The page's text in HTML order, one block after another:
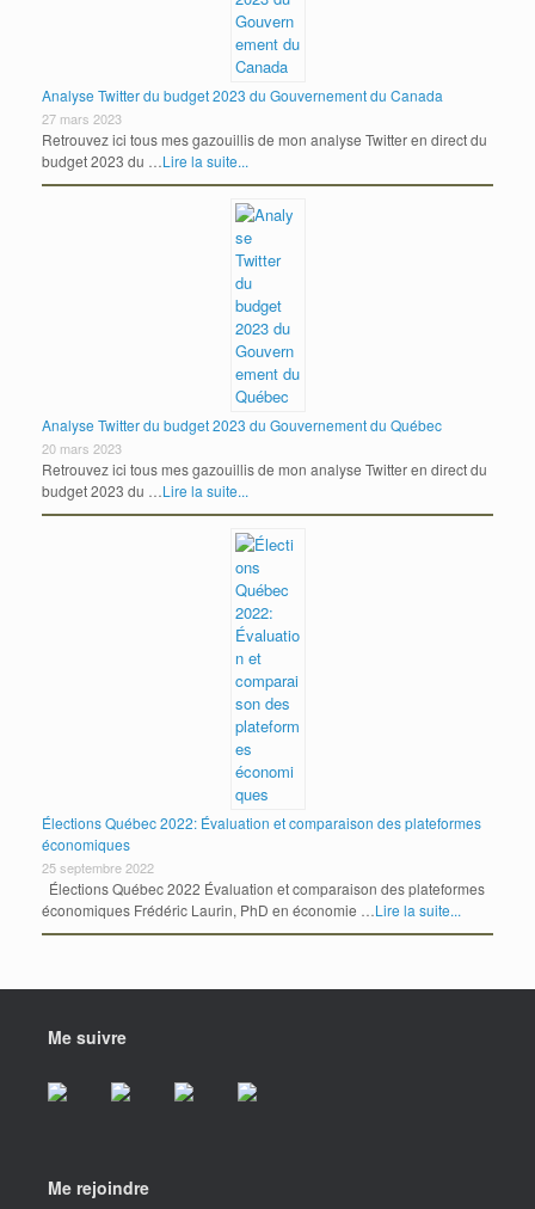
Analyse Twitter du budget 2023 du Gouvernement du Canada
27 mars 2023
Retrouvez ici tous mes gazouillis de mon analyse Twitter en direct du
budget 2023 du …Lire la suite...
Analyse Twitter du budget 2023 du Gouvernement du Québec
20 mars 2023
Retrouvez ici tous mes gazouillis de mon analyse Twitter en direct du
budget 2023 du …Lire la suite...
Élections Québec 2022: Évaluation et comparaison des plateformes
économiques
25 septembre 2022
Élections Québec 2022 Évaluation et comparaison des plateformes
économiques Frédéric Laurin, PhD en économie …Lire la suite...
Me suivre
Me rejoindre